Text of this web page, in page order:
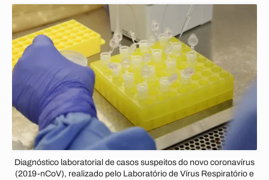
Diagnóstico laboratorial de casos suspeitos do novo coronavírus
(2019-nCoV), realizado pelo Laboratório de Vírus Respiratório e